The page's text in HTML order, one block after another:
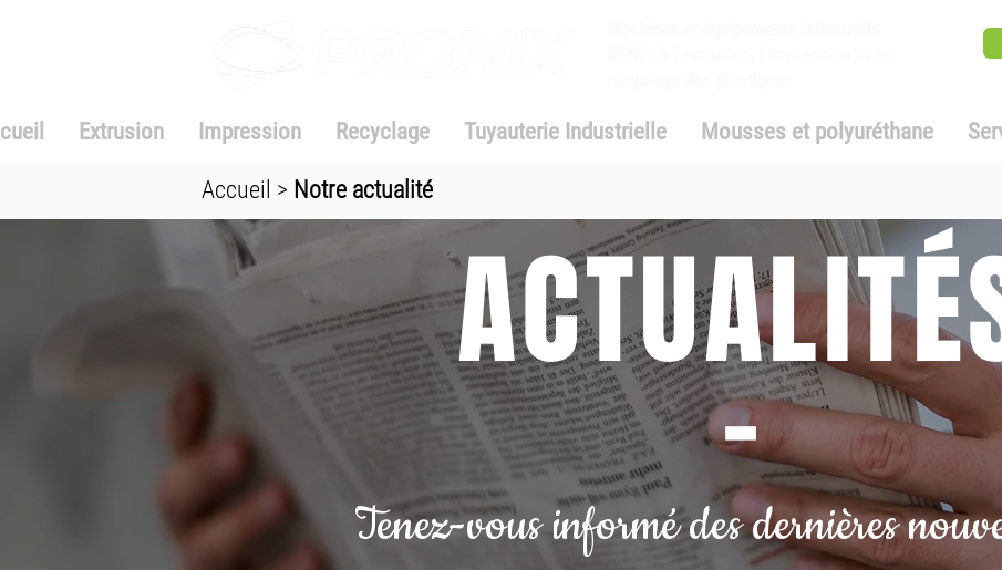
Extrusion Impression Recyclage Tuyauterie Industrielle Mousses et polyuréthane
Accueil > Notre actualité
-
Tenez-vous informé des dernières